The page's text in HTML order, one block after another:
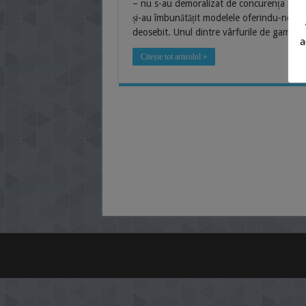
– nu s-au demoralizat de concurența
și-au îmbunătățit modelele oferindu-ne,
deosebit. Unul dintre vârfurile de gamă
Citește tot articolul »